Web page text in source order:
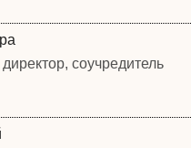
соучредитель